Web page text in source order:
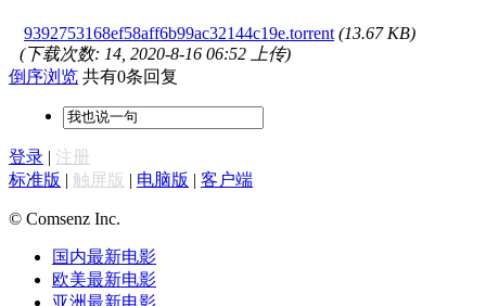
9392753168ef58aff6b99ac32144c19e.torrent (13.67 KB)
(下载次数: 14, 2020-8-16 06:52 上传)
倒序浏览 共有0条回复
登录 | 注册
标准版 | 触屏版 | 电脑版 | 客户端
© Comsenz Inc.
国内最新电影
欧美最新电影
亚洲最新电影